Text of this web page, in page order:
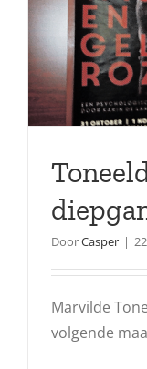
DoorCasper |
Marvilde
volgende